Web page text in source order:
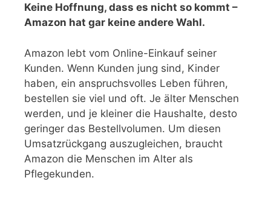
Keine Hoffnung, dass es nicht so kommt –
Amazon hat gar keine andere Wahl.
Amazon lebt vom Online-Einkauf seiner
Kunden. Wenn Kunden jung sind, Kinder
haben, ein anspruchsvolles Leben führen,
bestellen sie viel und oft. Je älter Menschen
werden, und je kleiner die Haushalte, desto
geringer das Bestellvolumen. Um diesen
Umsatzrückgang auszugleichen, braucht
Amazon die Menschen im Alter als
Pflegekunden.